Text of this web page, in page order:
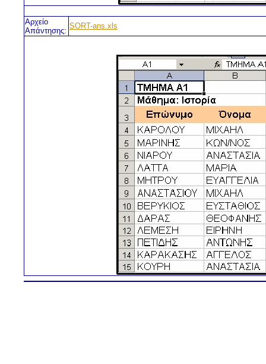
Αρχείο
Απάντησης:
SORT-ans.xls